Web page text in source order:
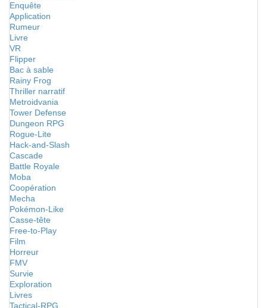
Enquête
Application
Rumeur
Livre
VR
Flipper
Bac à sable
Rainy Frog
Thriller narratif
Metroidvania
Tower Defense
Dungeon RPG
Rogue-Lite
Hack-and-Slash
Cascade
Battle Royale
Moba
Coopération
Mecha
Pokémon-Like
Casse-tête
Free-to-Play
Film
Horreur
FMV
Survie
Exploration
Livres
Tactical-RPG